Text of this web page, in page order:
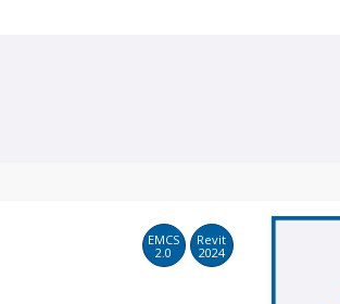
EMCS
2.0
Revit
2024